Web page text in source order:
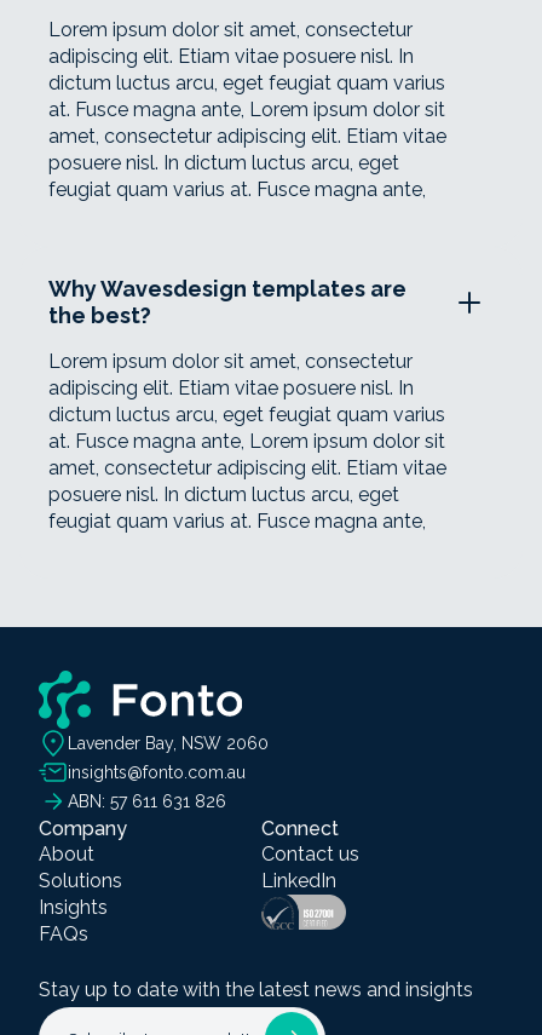
Lorem ipsum dolor sit amet, consectetur
adipiscing elit. Etiam vitae posuere nisl. In
dictum luctus arcu, eget feugiat quam varius
at. Fusce magna ante, Lorem ipsum dolor sit
amet, consectetur adipiscing elit. Etiam vitae
posuere nisl. In dictum luctus arcu, eget
feugiat quam varius at. Fusce magna ante,
Why Wavesdesign templates are
the best?
Lorem ipsum dolor sit amet, consectetur
adipiscing elit. Etiam vitae posuere nisl. In
dictum luctus arcu, eget feugiat quam varius
at. Fusce magna ante, Lorem ipsum dolor sit
amet, consectetur adipiscing elit. Etiam vitae
posuere nisl. In dictum luctus arcu, eget
feugiat quam varius at. Fusce magna ante,
Lavender Bay, NSW 2060
insights@fonto.com.au
ABN: 57 611 631 826
Company
About
Solutions
Insights
FAQs
Connect
Contact us
LinkedIn
Stay up to date with the latest news and insights